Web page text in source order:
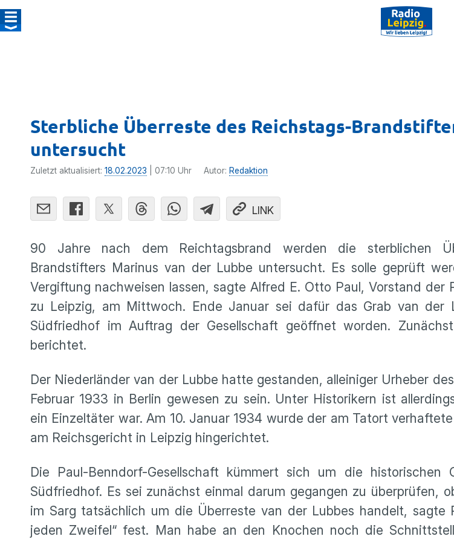
Sterbliche Überreste des Reichstags-
untersucht
Zuletzt aktualisiert: 18.02.2023 | 07:10 Uhr Autor: Redaktion
LINK
90 Jahre nach dem Reichtagsbrand werden die sterblichen
Brandstifters Marinus van der Lubbe untersucht. Es solle geprüft
Vergiftung nachweisen lassen, sagte Alfred E. Otto Paul, Vorstand der
zu Leipzig, am Mittwoch. Ende Januar sei dafür das Grab van der
Südfriedhof im Auftrag der Gesellschaft geöffnet worden.
berichtet.
Der Niederländer van der Lubbe hatte gestanden, alleiniger Urheber
Februar 1933 in Berlin gewesen zu sein. Unter Historikern ist
ein Einzeltäter war. Am 10. Januar 1934 wurde der am Tatort
am Reichsgericht in Leipzig hingerichtet.
Die Paul-Benndorf-Gesellschaft kümmert sich um die historischen
Südfriedhof. Es sei zunächst einmal darum gegangen zu überprüfen,
im Sarg tatsächlich um die Überreste van der Lubbes handelt, sagte
jeden Zweifel“ fest. Man habe an den Knochen noch die